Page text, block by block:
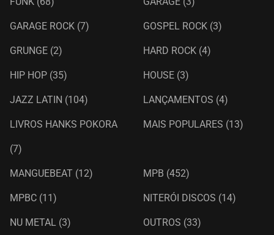
GARAGE ROCK (7) GOSPEL ROCK (3)
GRUNGE (2) HARD ROCK (4)
HIP HOP (35) HOUSE (3)
JAZZ LATIN (104) LANÇAMENTOS (4)
LIVROS HANKS POKORA
(7)
MAIS POPULARES (13)
MANGUEBEAT (12) MPB (452)
MPBC (11) NITERÓI DISCOS (14)
NU METAL (3) OUTROS (33)